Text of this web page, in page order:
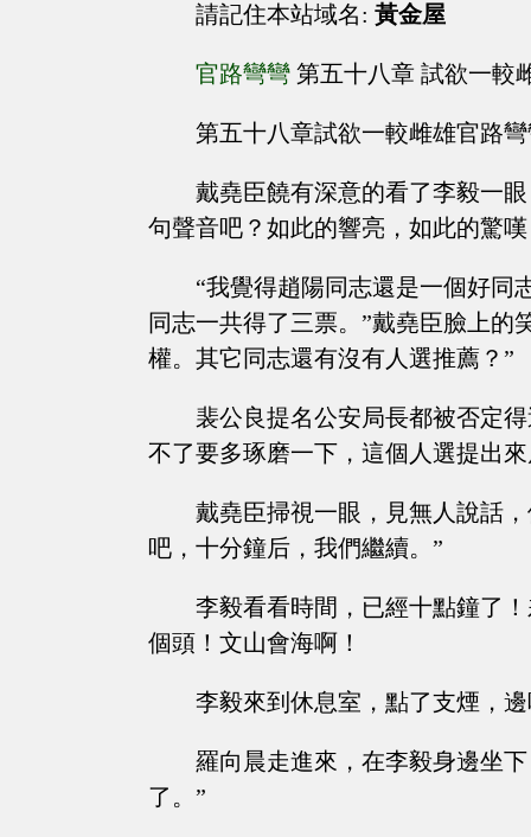
請記住本站域名: 黃金屋
官路彎彎 第五十八章 試欲一較
第五十八章試欲一較雌雄官路
戴堯臣饒有深意的看了李毅一
句聲音吧？如此的響亮，如此的驚
“我覺得趙陽同志還是一個好同
同志一共得了三票。”戴堯臣臉上的
權。其它同志還有沒有人選推薦？”
裴公良提名公安局長都被否定
不了要多琢磨一下，這個人選提出
戴堯臣掃視一眼，見無人說話
吧，十分鐘后，我們繼續。”
李毅看看時間，已經十點鐘了
個頭！文山會海啊！
李毅來到休息室，點了支煙，
羅向晨走進來，在李毅身邊坐
了。”